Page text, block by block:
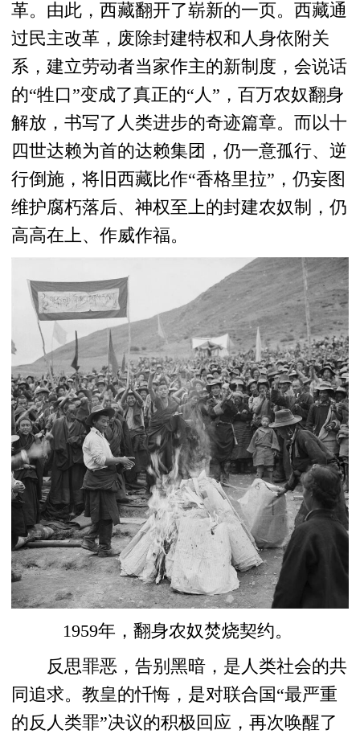
革。由此，西藏翻开了崭新的一页。西藏通
过民主改革，废除封建特权和人身依附关
系，建立劳动者当家作主的新制度，会说话
的“牲口”变成了真正的“人”，百万农奴翻身
解放，书写了人类进步的奇迹篇章。而以十
四世达赖为首的达赖集团，仍一意孤行、逆
行倒施，将旧西藏比作“香格里拉”，仍妄图
维护腐朽落后、神权至上的封建农奴制，仍
高高在上、作威作福。
1959年，翻身农奴焚烧契约。
反思罪恶，告别黑暗，是人类社会的共
同追求。教皇的忏悔，是对联合国“最严重
的反人类罪”决议的积极回应，再次唤醒了